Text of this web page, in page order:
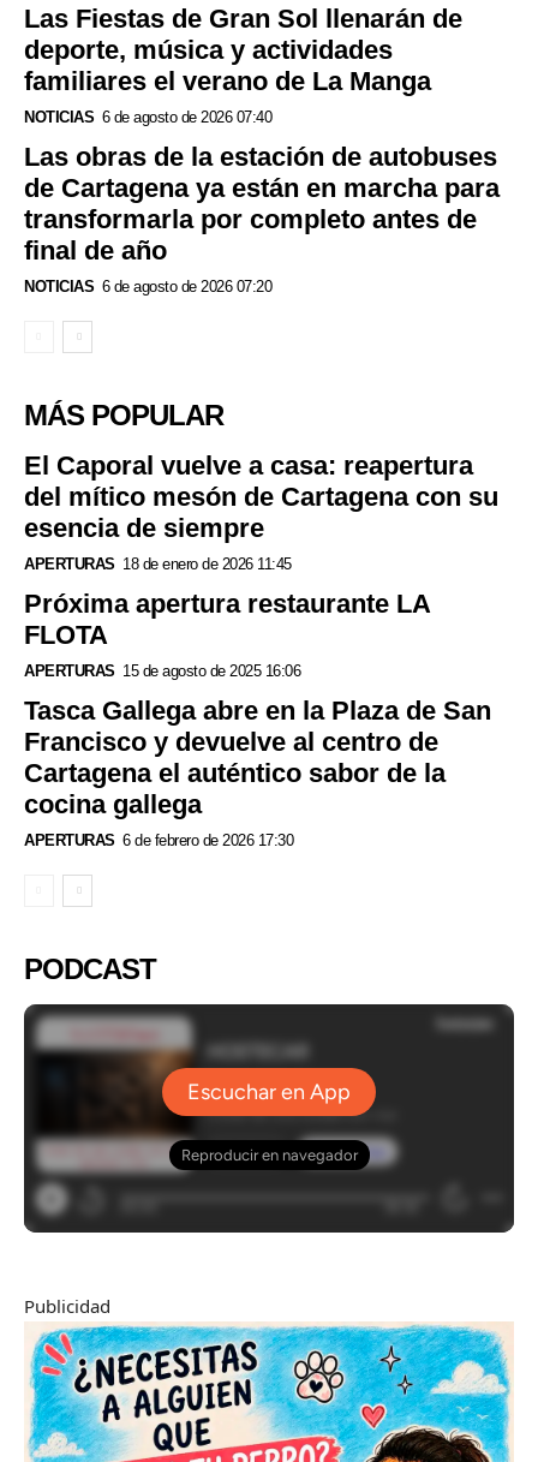
Las Fiestas de Gran Sol llenarán de
deporte, música y actividades
familiares el verano de La Manga
NOTICIAS 6 de agosto de 2026 07:40
Las obras de la estación de autobuses
de Cartagena ya están en marcha para
transformarla por completo antes de
final de año
NOTICIAS 6 de agosto de 2026 07:20
MÁS POPULAR
El Caporal vuelve a casa: reapertura
del mítico mesón de Cartagena con su
esencia de siempre
APERTURAS 18 de enero de 2026 11:45
Próxima apertura restaurante LA
FLOTA
APERTURAS 15 de agosto de 2025 16:06
Tasca Gallega abre en la Plaza de San
Francisco y devuelve al centro de
Cartagena el auténtico sabor de la
cocina gallega
APERTURAS 6 de febrero de 2026 17:30
PODCAST
Publicidad